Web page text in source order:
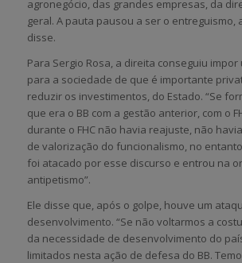
agronegócio, das grandes empresas, da
geral. A pauta pausou a ser o entreguismo,
disse.
Para Sergio Rosa, a direita conseguiu
para a sociedade de que é importante
reduzir os investimentos, do Estado. “Se
que era o BB com a gestão anterior, com o
durante o FHC não havia reajuste, não
de valorização do funcionalismo, no
foi atacado por esse discurso e entrou na
antipetismo”.
Ele disse que, após o golpe, houve um
desenvolvimento. “Se não voltarmos a
da necessidade de desenvolvimento do
limitados nesta ação de defesa do BB.